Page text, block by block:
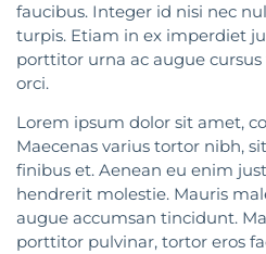
faucibus. Integer id nisi nec
turpis. Etiam in ex imperdiet
porttitor urna ac augue
orci.
Lorem ipsum dolor sit amet,
Maecenas varius tortor nibh,
finibus et. Aenean eu enim
hendrerit molestie. Mauris
augue accumsan tincidunt.
porttitor pulvinar, tortor eros